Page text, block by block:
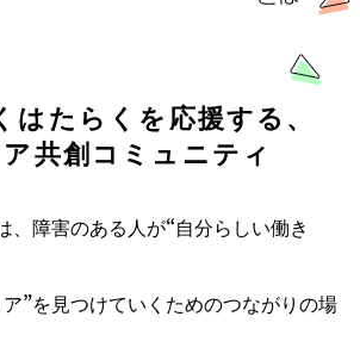
はたらくを応援する、
共創コミュニティ
、障害のある人が“自分らしい働き
”を見つけていくためのつながりの場